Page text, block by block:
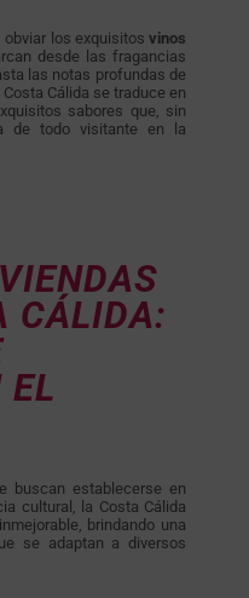
obviar los exquisitosvinos
desde las fragancias
las notas profundas de
Cálida se traduce en
sabores que, sin
de todo visitante en la
CÁLIDA:
EL
buscan establecerse en
cultural, la Costa Cálida
brindando una
se adaptan a diversos